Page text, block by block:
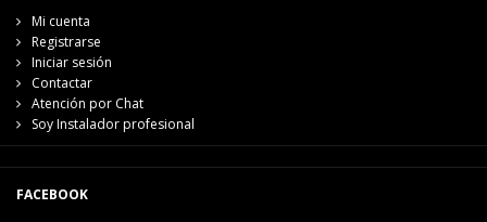
Mi cuenta
Registrarse
Iniciar sesión
Contactar
Atención por Chat
Soy Instalador profesional
FACEBOOK